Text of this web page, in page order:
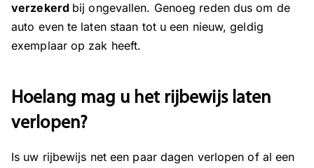
verzekerd bij ongevallen. Genoeg reden dus om de
auto even te laten staan tot u een nieuw, geldig
exemplaar op zak heeft.
Hoelang mag u het rijbewijs laten
verlopen?
Is uw rijbewijs net een paar dagen verlopen of al een